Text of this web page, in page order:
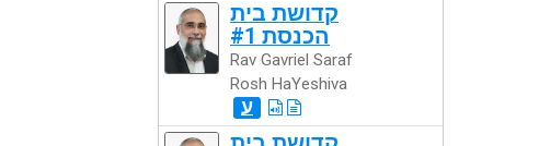
קדושת בית
הכנסת #1
Rav Gavriel Saraf
Rosh HaYeshiva
ע